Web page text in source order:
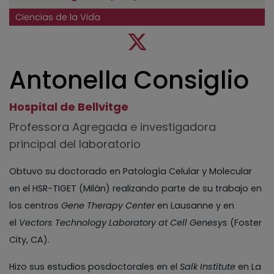
Ciencias de la Vida
Antonella Consiglio
Hospital de Bellvitge
Professora Agregada e investigadora
principal del laboratorio
Obtuvo su doctorado en Patología Celular y Molecular
en el HSR-TIGET (Milán) realizando parte de su trabajo en
los centros Gene Therapy Centeren Lausanne y en
el Vectors Technology Laboratory at Cell Genesys (Foster
City, CA).
Hizo sus estudios posdoctorales en el Salk Institute en La